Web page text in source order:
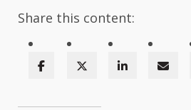
Share this content: